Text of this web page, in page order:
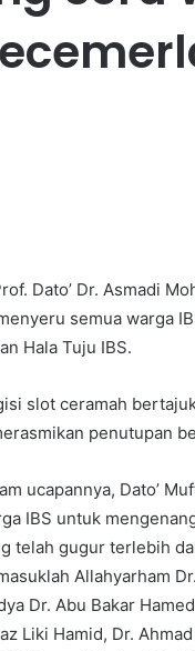
Dato’ Dr. Asmadi
semua warga
Hala Tuju IBS.
slot ceramah
penutupan
ucapannya, Dato’
IBS untuk
telah gugur terlebih
Allahyarham
Dr. Abu Bakar
Liki Hamid, Dr.